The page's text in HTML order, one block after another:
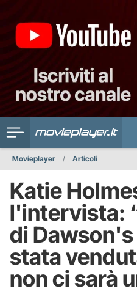
Movieplayer Articoli
Katie
l'intervista:
di Dawson's
stata
non ci sarà